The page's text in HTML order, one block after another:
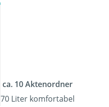
ca. 10 Aktenordner
70 Liter komfortabel